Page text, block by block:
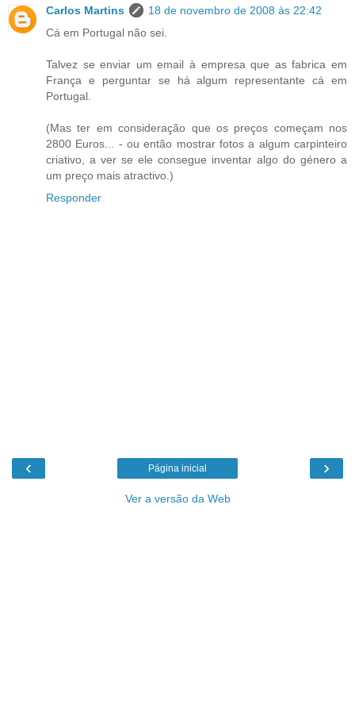
Carlos Martins
18 de novembro de 2008 às 22:42
Cá em Portugal não sei.
Talvez se enviar um email à empresa que as fabrica em
França e perguntar se há algum representante cá em
Portugal.
(Mas ter em consideração que os preços começam nos
2800 Euros... - ou então mostrar fotos a algum carpinteiro
criativo, a ver se ele consegue inventar algo do género a
um preço mais atractivo.)
Responder
‹ ›
Página inicial
Ver a versão da Web